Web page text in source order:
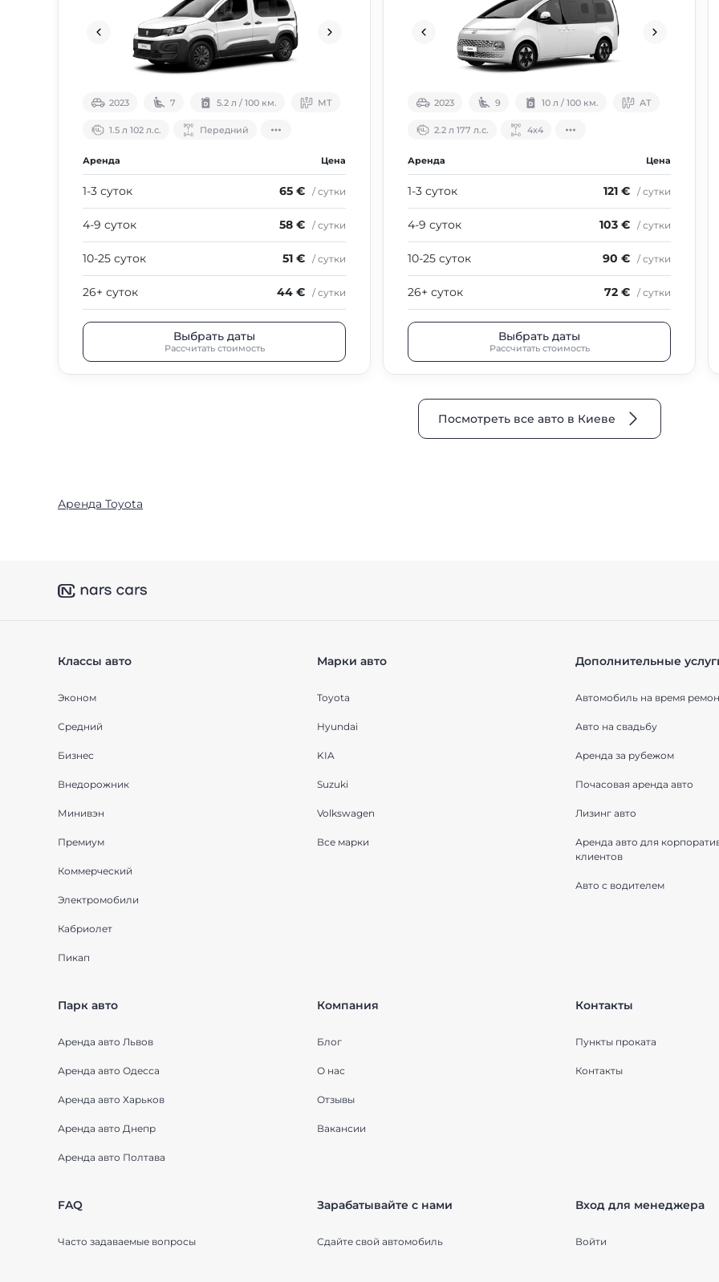
2023 7 5.2 л / 100 км. МТ
1.5 л 102 л.с. Передний
Аренда Цена
1-3 суток 65 € / сутки
4-9 суток 58 € / сутки
10-25 суток 51 € / сутки
26+ суток 44 € / сутки
Выбрать даты
Рассчитать стоимость
2023 9 10 л / 100 км. АТ
2.2 л 177 л.с. 4х4
Аренда Цена
1-3 суток 121 € / сутки
4-9 суток 103 € / сутки
10-25 суток 90 € / сутки
26+ суток 72 € / сутки
Выбрать даты
Рассчитать стоимость
Посмотреть все авто в Киеве
Аренда Toyota
Классы авто
Эконом
Средний
Бизнес
Внедорожник
Минивэн
Премиум
Коммерческий
Электромобили
Кабриолет
Пикап
Марки авто
Toyota
Hyundai
KIA
Suzuki
Volkswagen
Все марки
Дополнительные
Автомобиль на время
Авто на свадьбу
Аренда за рубежом
Почасовая аренда авто
Лизинг авто
Аренда авто для
клиентов
Авто с водителем
Парк авто
Аренда авто Львов
Аренда авто Одесса
Аренда авто Харьков
Аренда авто Днепр
Аренда авто Полтава
Компания
Блог
О нас
Отзывы
Вакансии
Контакты
Пункты проката
Контакты
FAQ
Часто задаваемые вопросы
Зарабатывайте с нами
Сдайте свой автомобиль
Вход для менеджера
Войти